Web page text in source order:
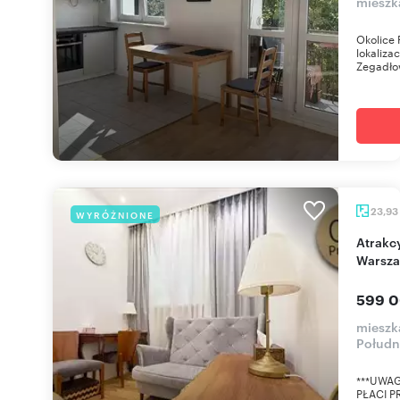
Okolice
WYRÓŻNIONE 23,93
Atrakcyjne 2-pokojowe mieszkanie w centrum
599
PŁACI